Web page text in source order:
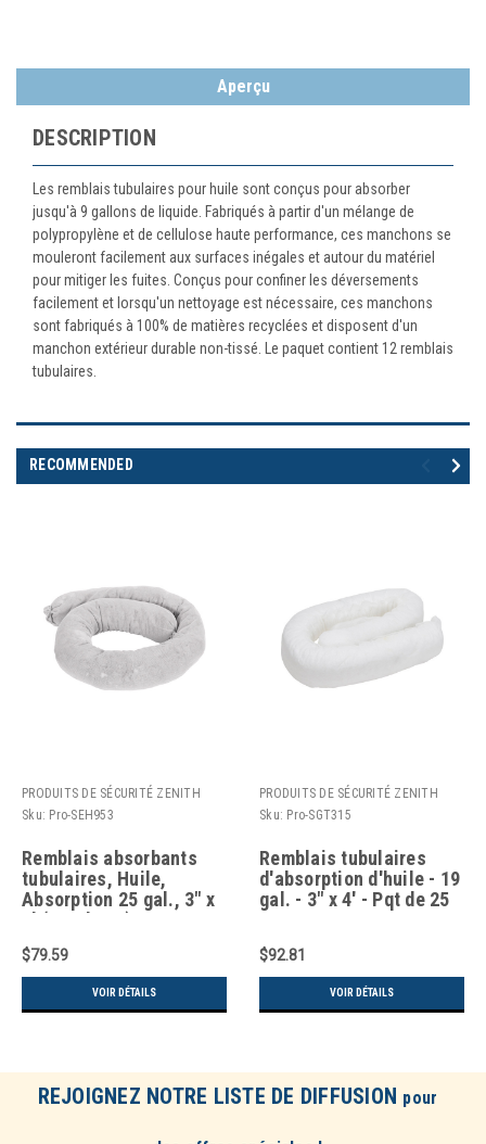
Aperçu
DESCRIPTION
Les remblais tubulaires pour huile sont conçus pour absorber
jusqu'à 9 gallons de liquide. Fabriqués à partir d'un mélange de
polypropylène et de cellulose haute performance, ces manchons se
mouleront facilement aux surfaces inégales et autour du matériel
pour mitiger les fuites. Conçus pour confiner les déversements
facilement et lorsqu'un nettoyage est nécessaire, ces manchons
sont fabriqués à 100% de matières recyclées et disposent d'un
manchon extérieur durable non-tissé. Le paquet contient 12 remblais
tubulaires.
RECOMMENDED
PRODUITS DE SÉCURITÉ ZENITH
Sku: Pro-SEH953
Remblais absorbants
tubulaires, Huile,
Absorption 25 gal., 3" x
4' (Pqt de 12)
$79.59
VOIR DÉTAILS
PRODUITS DE SÉCURITÉ ZENITH
Sku: Pro-SGT315
Remblais tubulaires
d'absorption d'huile - 19
gal. - 3" x 4' - Pqt de 25
$92.81
VOIR DÉTAILS
REJOIGNEZ NOTRE LISTE DE DIFFUSION pour